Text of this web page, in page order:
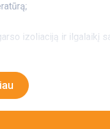
izoliaciją ir ilgalaikį